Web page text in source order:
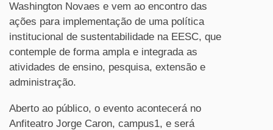
Washington Novaes e vem ao encontro das
ações para implementação de uma política
institucional de sustentabilidade na EESC, que
contemple de forma ampla e integrada as
atividades de ensino, pesquisa, extensão e
administração.
Aberto ao público, o evento acontecerá no
Anfiteatro Jorge Caron, campus1, e será